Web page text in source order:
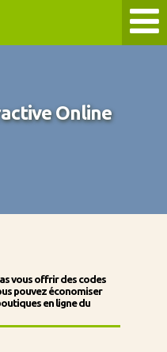
Online
vous offrir des codes
pouvez économiser
en ligne du